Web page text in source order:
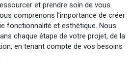
et prendre soin de vous.
comprenons l’importance de créer
fonctionnalité et esthétique. Nous
chaque étape de votre projet, de la
en tenant compte de vos besoins